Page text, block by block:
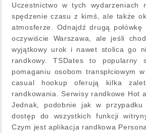
Uczestnictwo w tych
spędzenie czasu z kimś, ale także
atmosferze. Odnajdź drugą
oczywiście Warszawa, ale jeśli
wyjątkowy urok i nawet stolica go
randkowy. TSDates to popularny
pomaganiu osobom transpłciowym
casual hookup oferują kilka
randkowania. Serwisy randkowe Hot
Jednak, podobnie jak w
dostęp do wszystkich funkcji
Czym jest aplikacja randkowa